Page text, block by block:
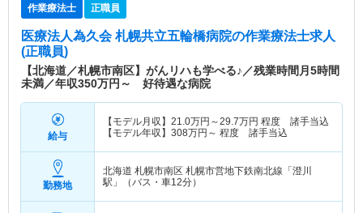
作業療法士 正職員
医療法人為久会 札幌共立五輪橋病院の作業療法士求人
(正職員)
【北海道／札幌市南区】がんリハも学べる♪／残業時間月5時間
未満／年収350万円～ 好待遇な病院
給与
【モデル月収】 21.0万円～29.7万円 程度 諸手当込
【モデル年収】 308万円～ 程度 諸手当込
勤務地
北海道 札幌市南区 札幌市営地下鉄南北線「澄川
駅」（バス・車12分）